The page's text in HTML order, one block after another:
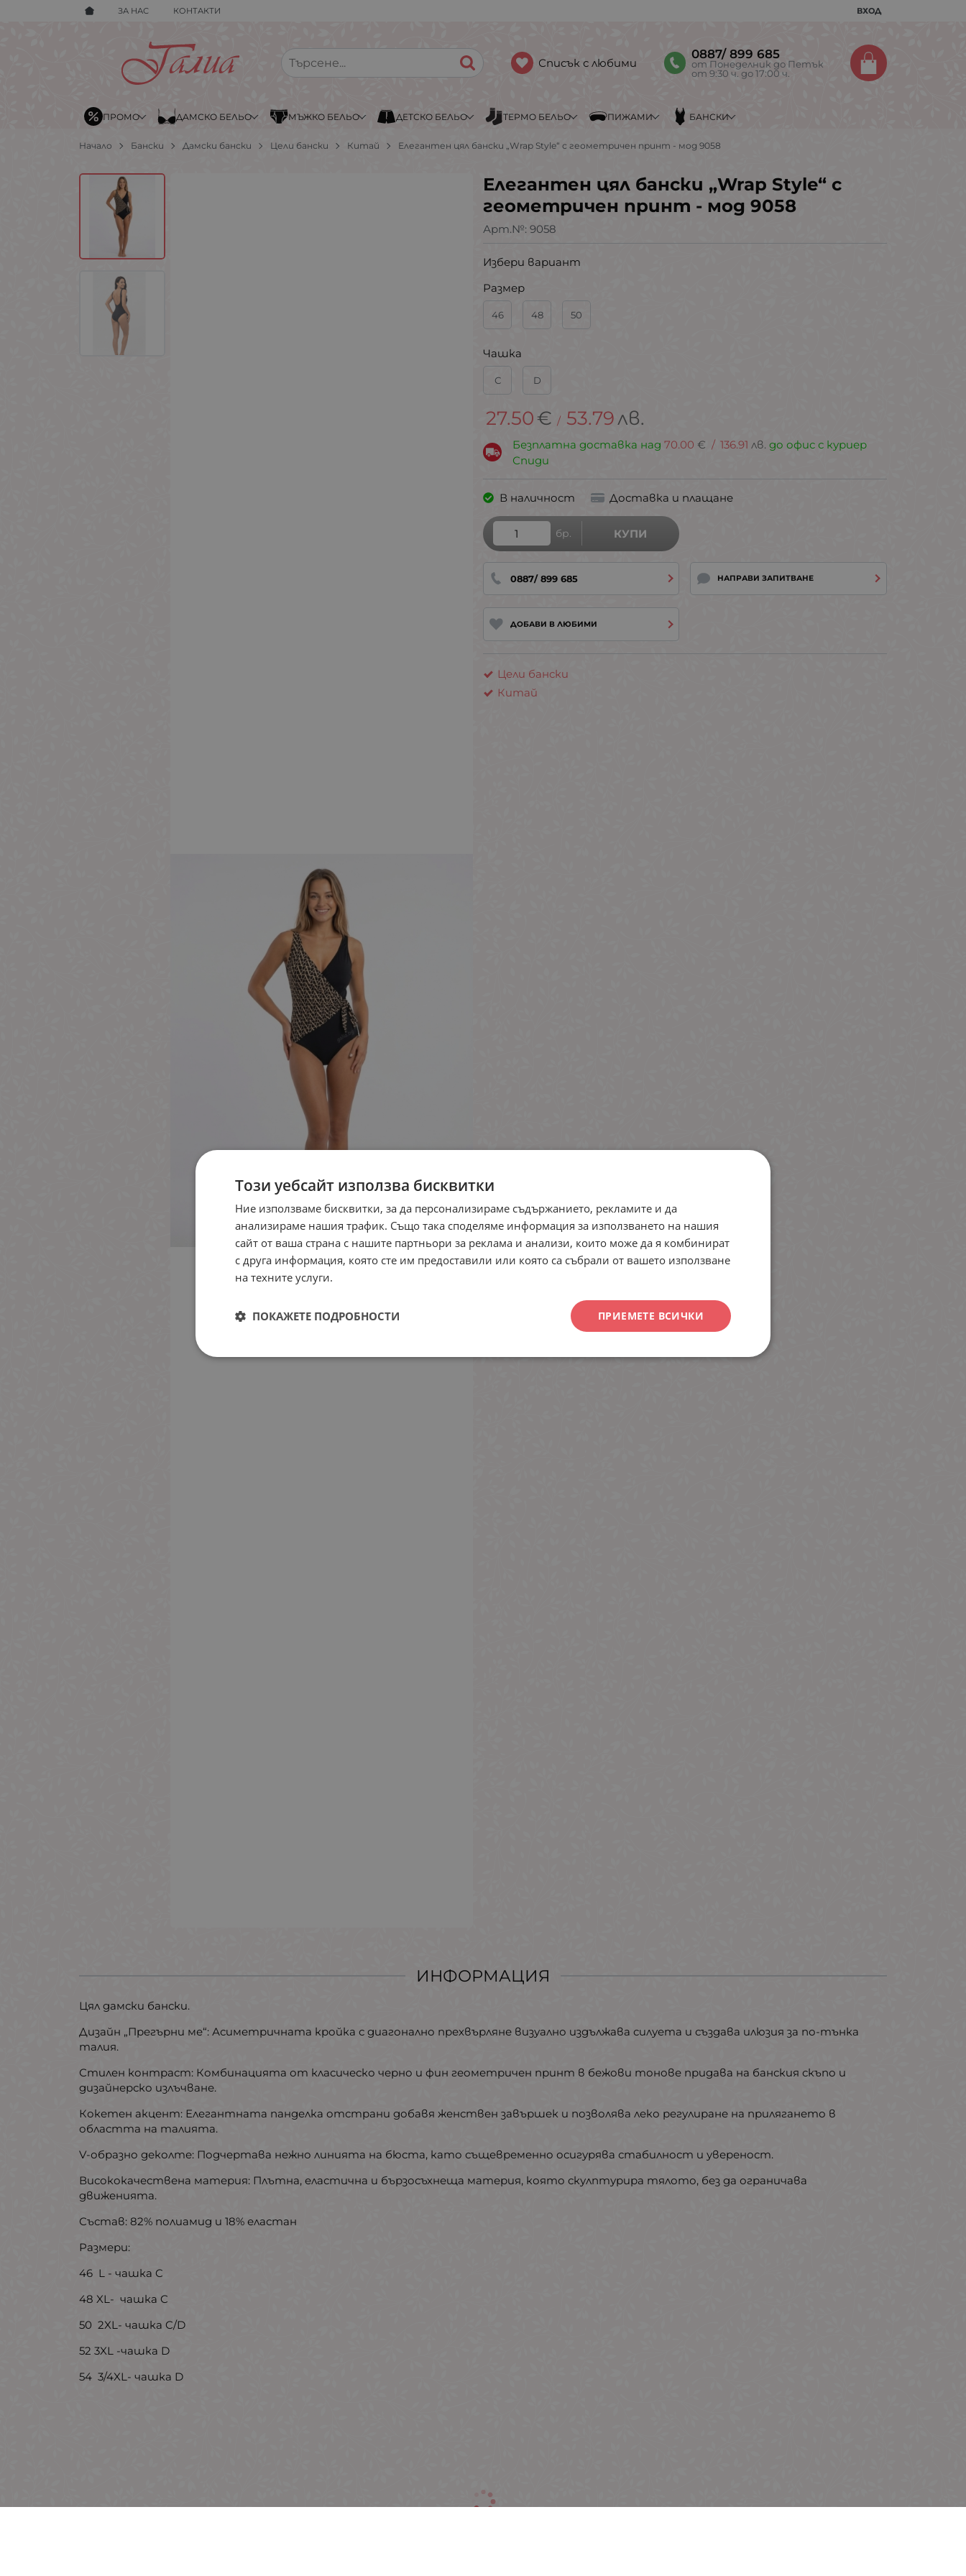
ЗА НАС КОНТАКТИ ВХОД
0887/ 899 685
от Понеделник до Петък
от 9:30 ч. до 17:00 ч.
Списък с любими
ПРОМО ДАМСКО БЕЛЬО МЪЖКО БЕЛЬО ДЕТСКО БЕЛЬО ТЕРМО БЕЛЬО ПИЖАМИ БАНСКИ
Начало Бански Дамски бански Цели бански Китай Елегантен цял бански „Wrap Style“ с геометричен принт - мод 9058
Елегантен цял бански „Wrap Style“ с
геометричен принт - мод 9058
Арт.№: 9058
Избери вариант
Размер
46 48 50
Чашка
С D
27.50€ / 53.79лв.
Безплатна доставка над70.00 € / 136.91 лв. до офис с куриер
Спиди
В наличност Доставка и плащане
бр. КУПИ
0887/ 899 685 НАПРАВИ ЗАПИТВАНЕ
ДОБАВИ В ЛЮБИМИ
Цели бански
Китай
ИНФОРМАЦИЯ
Цял дамски бански.
​Дизайн „Прегърни ме“: Асиметричната кройка с диагонално прехвърляне визуално издължава силуета и създава илюзия за по-тънка
талия.
​Стилен контраст: Комбинацията от класическо черно и фин геометричен принт в бежови тонове придава на банския скъпо и
дизайнерско излъчване.
​Кокетен акцент: Елегантната панделка отстрани добавя женствен завършек и позволява леко регулиране на прилягането в
областта на талията.
​V-образно деколте: Подчертава нежно линията на бюста, като същевременно осигурява стабилност и увереност.
​Висококачествена материя: Плътна, еластична и бързосъхнеща материя, която скулптурира тялото, без да ограничава
движенията.
Състав: 82% полиамид и 18% еластан
Размери:
46 L - чашка C
48 XL- чашка C
50 2XL- чашка C/D
52 3XL -чашка D
54 3/4XL- чашка D
Този уебсайт използва бисквитки
Ние използваме бисквитки, за да персонализираме съдържанието, рекламите и да
анализираме нашия трафик. Също така споделяме информация за използването на нашия
сайт от ваша страна с нашите партньори за реклама и анализи, които може да я комбинират
с друга информация, която сте им предоставили или която са събрали от вашето използване
на техните услуги.
ПРИЕМЕТЕ ВСИЧКИ
ПОКАЖЕТЕ ПОДРОБНОСТИ